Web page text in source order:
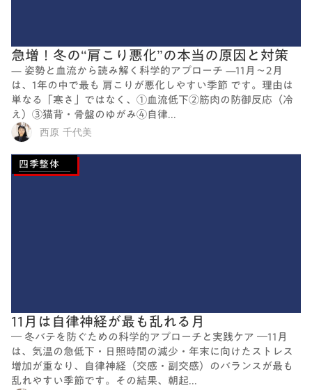
急増！冬の“肩こり悪化”の本当の原因と対策
— 姿勢と血流から読み解く科学的アプローチ —11月〜2月
は、1年の中で最も 肩こりが悪化しやすい季節 です。理由は
単なる「寒さ」ではなく、①血流低下②筋肉の防御反応（冷
え）③猫背・骨盤のゆがみ④自律...
西原 千代美
四季整体
11月は自律神経が最も乱れる月
― 冬バテを防ぐための科学的アプローチと実践ケア ―11月
は、気温の急低下・日照時間の減少・年末に向けたストレス
増加が重なり、自律神経（交感・副交感）のバランスが最も
乱れやすい季節です。その結果、朝起...